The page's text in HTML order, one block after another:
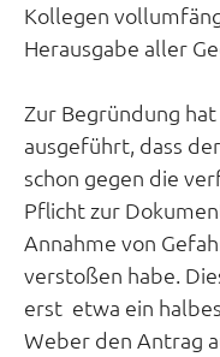
Kollegen
Herausgabe aller
Zur Begründung
ausgeführt, dass
schon gegen die
Pflicht zur
Annahme von
verstoßen habe.
erst etwa ein
Weber den Antrag